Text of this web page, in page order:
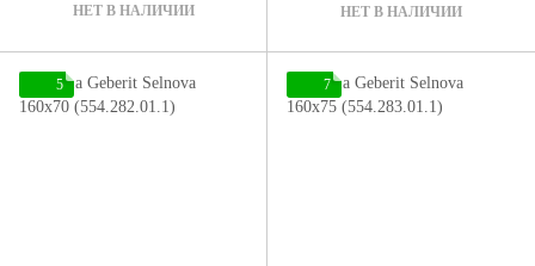
НЕТ В НАЛИЧИИ НЕТ В НАЛИЧИИ
5 7